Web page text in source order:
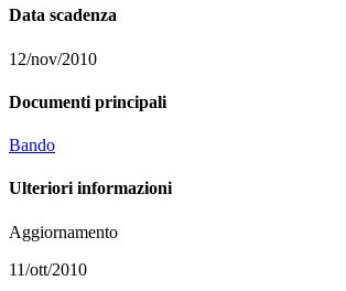
Data scadenza
12/nov/2010
Documenti principali
Bando
Ulteriori informazioni
Aggiornamento
11/ott/2010